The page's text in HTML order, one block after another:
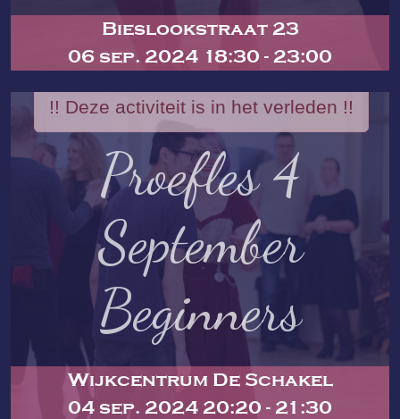
Bieslookstraat 23
06 sep. 2024 18:30 - 23:00
!! Deze activiteit is in het verleden !!
Proefles 4
September
Beginners
Wijkcentrum De Schakel
04 sep. 2024 20:20 - 21:30